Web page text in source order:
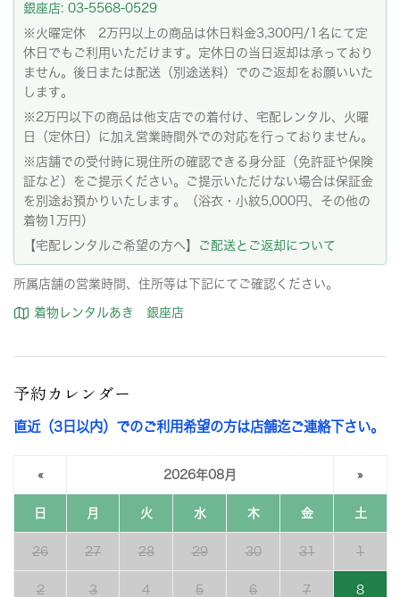
銀座店: 03-5568-0529
※火曜定休 2万円以上の商品は休日料金3,300円/1名にて定
休日でもご利用いただけます。定休日の当日返却は承っており
ません。後日または配送（別途送料）でのご返却をお願いいた
します。
※2万円以下の商品は他支店での着付け、宅配レンタル、火曜
日（定休日）に加え営業時間外での対応を行っておりません。
※店舗での受付時に現住所の確認できる身分証（免許証や保険
証など）をご提示ください。ご提示いただけない場合は保証金
を別途お預かりいたします。（浴衣・小紋5,000円、その他の
着物1万円）
【宅配レンタルご希望の方へ】
ご配送とご返却について
所属店舗の営業時間、住所等は下記にてご確認ください。
着物レンタルあき 銀座店
予約カレンダー
直近（3日以内）でのご利用希望の方は店舗迄ご連絡下さい。
« 2026年08月 »
日 月 火 水 木 金 土
26 27 28 29 30 31 1
2 3 4 5 6 7 8